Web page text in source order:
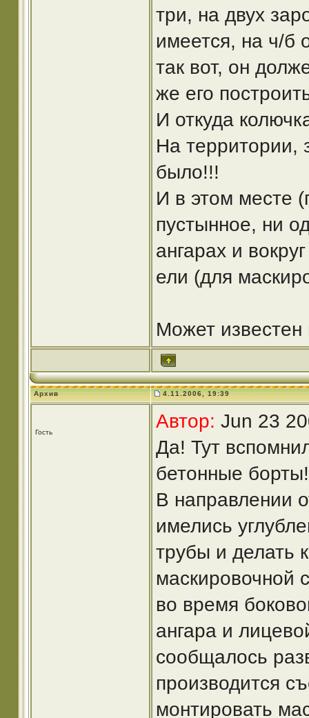
три, на двух
имеется, на ч/б
так вот, он
же его
И откуда
На территории,
было!!!
И в этом месте
пустынное, ни
ангарах и
ели (для
Может
Архив 4.11.2006, 19:39
Гость
Автор: Jun 23
Да! Тут
бетонные борты!
В направлении
имелись
трубы и делать
маскировочной
во время
ангара и
сообщалось
производится
монтировать